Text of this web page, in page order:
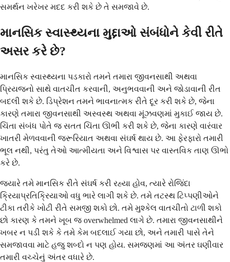
સમર્થન ખરેખર મદદ કરી શકે છે તે સમજાવે છે.
માનસિક સ્વાસ્થ્યના મુદ્દાઓ સંબંધોને કેવી રીતે
અસર કરે છે?
માનસિક સ્વાસ્થ્યના પડકારો તમને તમારા જીવનસાથી અથવા
પ્રિયજનો સાથે વાતચીત કરવાની, અનુભવવાની અને જોડાવાની રીત
બદલી શકે છે. ડિપ્રેશન તમને ભાવનાત્મક રીતે દૂર કરી શકે છે, જેના
કારણે તમારા જીવનસાથી અસ્વસ્થ અથવા મૂંઝવણમાં મુકાઈ જાય છે.
ચિંતા સંબંધ પોતે જ સતત ચિંતા ઊભી કરી શકે છે, જેના કારણે વારંવાર
ખાતરી મેળવવાની જરૂરિયાત અથવા સંઘર્ષ થાય છે. આ ફેરફારો તમારી
ભૂલ નથી, પરંતુ તેઓ આત્મીયતા અને વિશ્વાસ પર વાસ્તવિક તાણ ઊભો
કરે છે.
જ્યારે તમે માનસિક રીતે સંઘર્ષ કરી રહ્યા હોવ, ત્યારે રોજિંદા
ક્રિયાપ્રતિક્રિયાઓ વધુ ભારે લાગી શકે છે. તમે તટસ્થ ટિપ્પણીઓને
ટીકા તરીકે ખોટી રીતે સમજી શકો છો. તમે મુશ્કેલ વાતચીતો ટાળી શકો
છો કારણ કે તમને ખૂબ જ overwhelmed લાગે છે. તમારા જીવનસાથીને
ખબર ન પડી શકે કે તમે કેમ બદલાઈ ગયા છો, અને તમારી પાસે તેને
સમજાવવા માટે હજુ શબ્દો ન પણ હોય. સમજણમાં આ અંતર ઘણીવાર
તમારી વચ્ચેનું અંતર વધારે છે.